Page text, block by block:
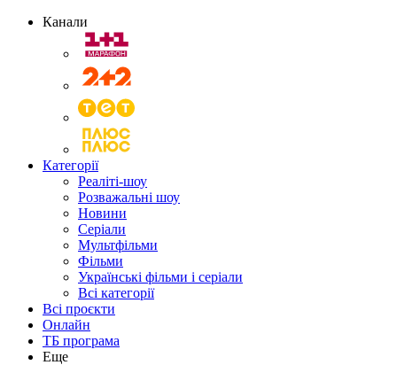
Канали
Категорії
Реаліті-шоу
Розважальні шоу
Новини
Серіали
Мультфільми
Фільми
Українські фільми і серіали
Всі категорії
Всі проєкти
Онлайн
ТБ програма
Еще